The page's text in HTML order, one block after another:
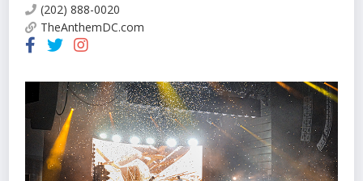
(202) 888-0020
TheAnthemDC.com